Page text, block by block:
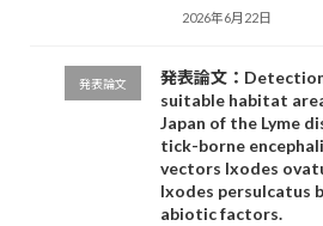
2026年6月22日
発表論文
発表論文：
suitable habitat
Japan of the Lyme
tick-borne
vectors Ixodes
Ixodes persulcatus
abiotic factors.